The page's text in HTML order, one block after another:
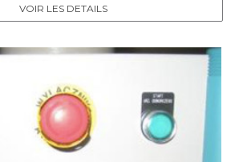
VOIR LES DETAILS